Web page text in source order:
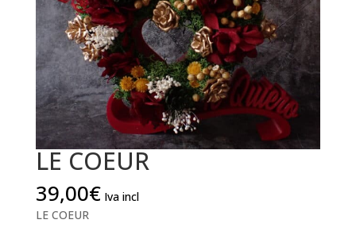
LE COEUR
39,00€ Iva incl
LE COEUR